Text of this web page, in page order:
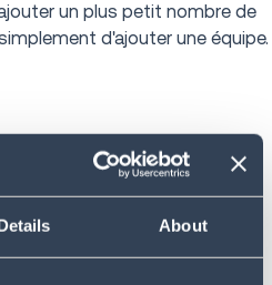
About
un plus petit nombre de
d'ajouter une équipe.
je tirer
dans